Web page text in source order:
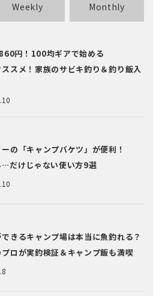
Weekly Monthly
円！100均ギアで始める
スメ！家族のサビキ釣り＆釣り飯入
の「キャンプバケツ」が便利！
…だけじゃない使い方9選
きるキャンプ場は本当に魚釣れる？
ロが実釣検証＆キャンプ飯も満喫